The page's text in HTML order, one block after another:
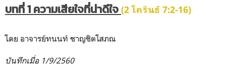
บทที่1ความเสียใจที่น่าดีใจ (2โครินธ์ 7:2-16)
โดย อาจารย์ทนนท์ ชาญชิตโสภณ
บันทึกเมื่อ 1/9/2560